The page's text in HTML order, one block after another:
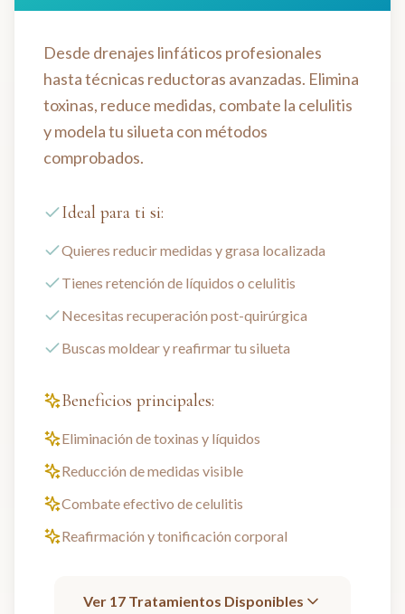
Desde drenajes linfáticos profesionales
hasta técnicas reductoras avanzadas. Elimina
toxinas, reduce medidas, combate la celulitis
y modela tu silueta con métodos
comprobados.
Ideal para ti si:
Quieres reducir medidas y grasa localizada
Tienes retención de líquidos o celulitis
Necesitas recuperación post-quirúrgica
Buscas moldear y reafirmar tu silueta
Beneficios principales:
Eliminación de toxinas y líquidos
Reducción de medidas visible
Combate efectivo de celulitis
Reafirmación y tonificación corporal
Ver 17 Tratamientos Disponibles